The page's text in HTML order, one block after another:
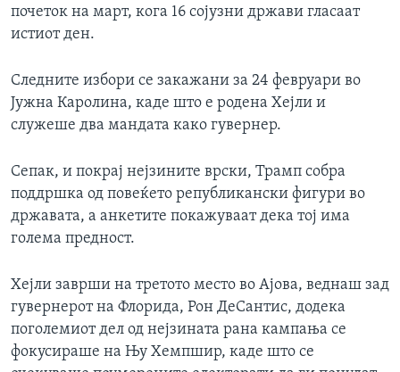
почеток на март, кога 16 сојузни држави гласаат
истиот ден.
Следните избори се закажани за 24 февруари во
Јужна Каролина, каде што е родена Хејли и
служеше два мандата како гувернер.
Сепак, и покрај нејзините врски, Трамп собра
поддршка од повеќето републикански фигури во
државата, а анкетите покажуваат дека тој има
голема предност.
Хејли заврши на третото место во Ајова, веднаш зад
гувернерот на Флорида, Рон ДеСантис, додека
поголемиот дел од нејзината рана кампања се
фокусираше на Њу Хемпшир, каде што се